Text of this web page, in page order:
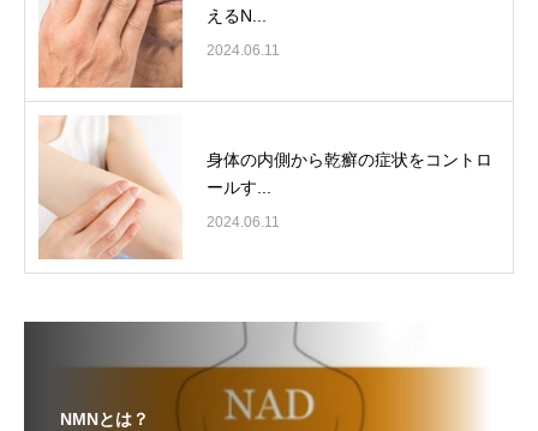
えるN...
2024.06.11
身体の内側から乾癬の症状をコントロ
ールす...
2024.06.11
NMNとは？